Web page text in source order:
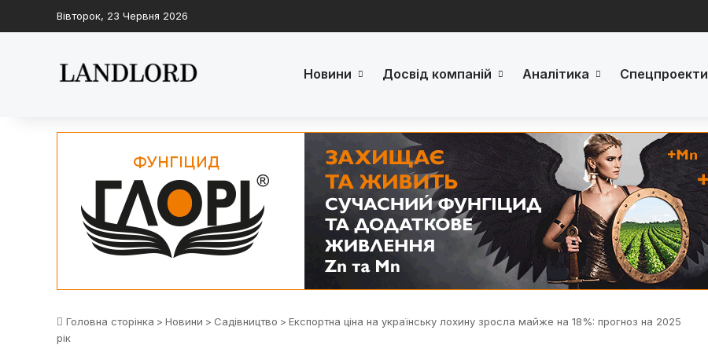
Вівторок, 23 Червня 2026
Новини Досвід компаній Аналітика Спецпроекти
Головна сторінка > Новини > Садівництво > Експортна ціна на українську лохину зросла майже на 18%: прогноз на 2025
рік